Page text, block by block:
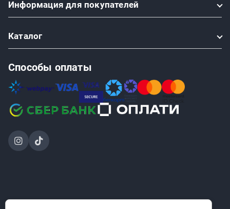
Информация для покупателей
Каталог
Способы оплаты